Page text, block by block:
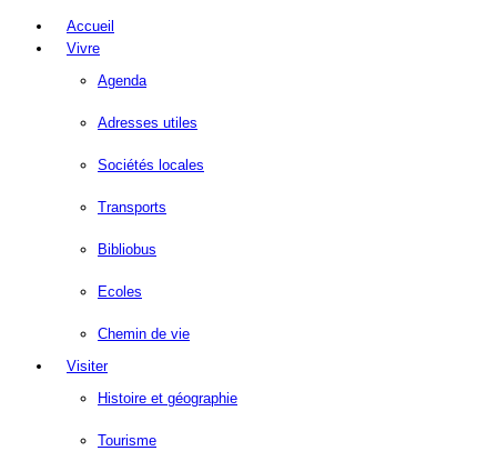
Accueil
Vivre
Agenda
Adresses utiles
Sociétés locales
Transports
Bibliobus
Ecoles
Chemin de vie
Visiter
Histoire et géographie
Tourisme